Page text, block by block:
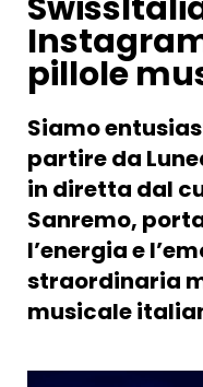
pillole
Siamo
partire da
in diretta dal
Sanremo,
l’energia e
straordinaria
musicale